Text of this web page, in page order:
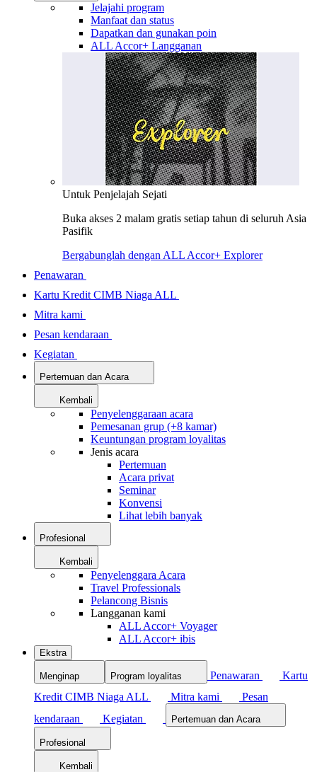
Jelajahi program
Manfaat dan status
Dapatkan dan gunakan poin
ALL Accor+ Langganan
Untuk Penjelajah Sejati
Buka akses 2 malam gratis setiap tahun di seluruh Asia
Pasifik
Bergabunglah dengan ALL Accor+ Explorer
Penawaran
Kartu Kredit CIMB Niaga ALL
Mitra kami
Pesan kendaraan
Kegiatan
Pertemuan dan Acara
Kembali
Penyelenggaraan acara
Pemesanan grup (+8 kamar)
Keuntungan program loyalitas
Jenis acara
Pertemuan
Acara privat
Seminar
Konvensi
Lihat lebih banyak
Profesional
Kembali
Penyelenggara Acara
Travel Professionals
Pelancong Bisnis
Langganan kami
ALL Accor+ Voyager
ALL Accor+ ibis
Ekstra
Menginap Program loyalitas Penawaran
Kartu
Kredit CIMB Niaga ALL
Mitra kami
Pesan
kendaraan
Kegiatan Pertemuan dan Acara
Profesional
Kembali